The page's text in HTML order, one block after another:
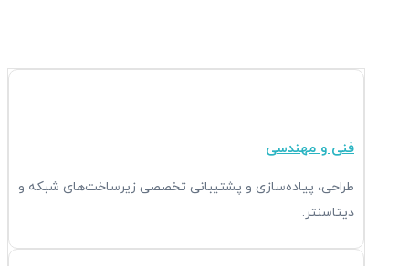
فنی و مهندسی
طراحی، پیاده‌سازی و پشتیبانی تخصصی زیرساخت‌های شبکه و
دیتاسنتر.